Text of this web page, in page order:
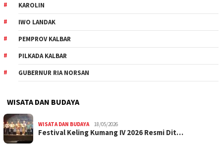
KAROLIN
IWO LANDAK
PEMPROV KALBAR
PILKADA KALBAR
GUBERNUR RIA NORSAN
WISATA DAN BUDAYA
WISATA DAN BUDAYA 18/05/2026
Festival Keling Kumang IV 2026 Resmi Dit…